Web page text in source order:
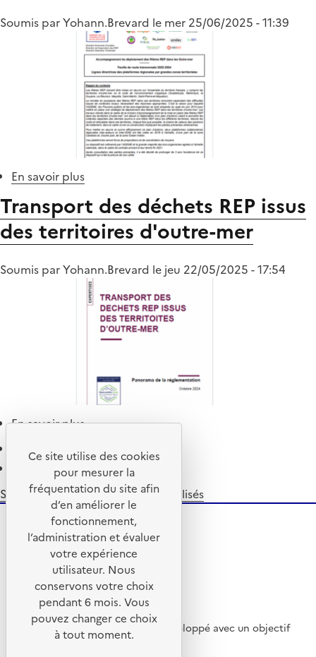
Soumis parYohann.Brevard le mer 25/06/2025 - 11:39
En savoir plus
de
route
des
inter
filières
REP
2022-
2024
l'accompagnement
REP
dans
les
mer
Transport des déchets REP issus
des territoires d'outre-mer
Soumis parYohann.Brevard le jeu 22/05/2025 - 17:54
En savoir plussur
des
déchets
REP
issus
des
territoires
d'outre-
mer
Pagination
Page 1
suivante
S'abonner à Médicaments non utilisés
Ce site internet a été pensé et développé avec un objectif
Ce site utilise des cookies
pour mesurer la
fréquentation du site afin
d’en améliorer le
fonctionnement,
l’administration et évaluer
votre expérience
utilisateur. Nous
conservons votre choix
pendant 6 mois. Vous
pouvez changer ce choix
à tout moment.